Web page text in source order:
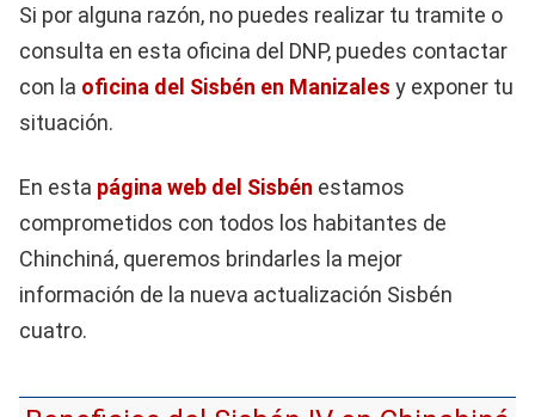
Si por alguna razón, no puedes realizar tu tramite o
consulta en esta oficina del DNP, puedes contactar
con la oficina del Sisbén en Manizales y exponer tu
situación.
En esta página web del Sisbén estamos
comprometidos con todos los habitantes de
Chinchiná, queremos brindarles la mejor
información de la nueva actualización Sisbén
cuatro.